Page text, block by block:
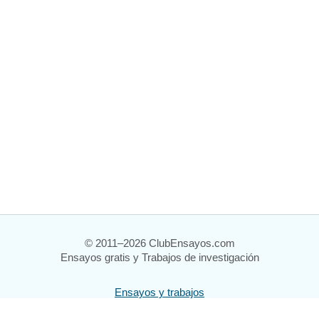
© 2011–2026 ClubEnsayos.com
Ensayos gratis y Trabajos de investigación
Ensayos y trabajos